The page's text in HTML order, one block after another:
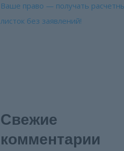
Ваше право — получать
листок без заявлений!
Свежие
комментарии